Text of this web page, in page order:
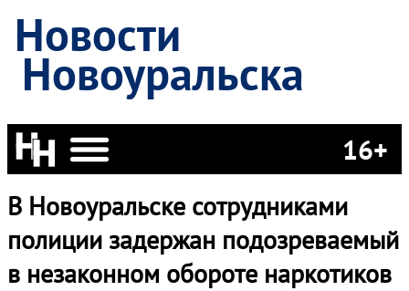
Новости
Новоуральска
16+
В Новоуральске сотрудниками
полиции задержан подозреваемый
в незаконном обороте наркотиков